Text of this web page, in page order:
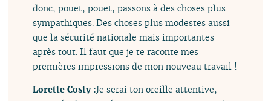
donc, pouet, pouet, passons à des choses plus
sympathiques. Des choses plus modestes aussi
que la sécurité nationale mais importantes
après tout. Il faut que je te raconte mes
premières impressions de mon nouveau travail !
Lorette Costy :Je serai ton oreille attentive,